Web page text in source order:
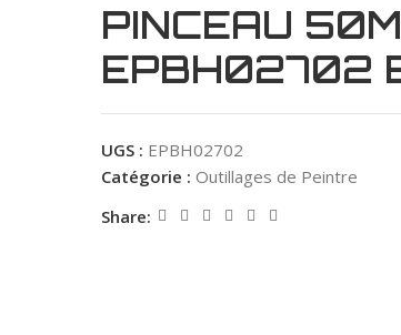
PINCEAU
EPBH02702
UGS : EPBH02702
Catégorie : Outillages de Peintre
Share: